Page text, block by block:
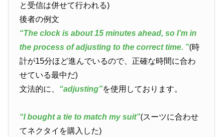
と受信は併せて行われる)
後者の例文
“The clock is about 15 minutes ahead, so I’m in
the process of adjusting to the correct time. ”(時
計が15分ほど進んでいるので、正確な時間に合わ
せている最中だ)
文法的に、 “adjusting”を使用しております。
“I bought a tie to match my suit”(スーツに合わせ
てネクタイを購入した)